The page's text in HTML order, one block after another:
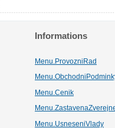
Informations
Menu.ProvozniRad
Menu.Cenik
Menu.UsneseniVlady